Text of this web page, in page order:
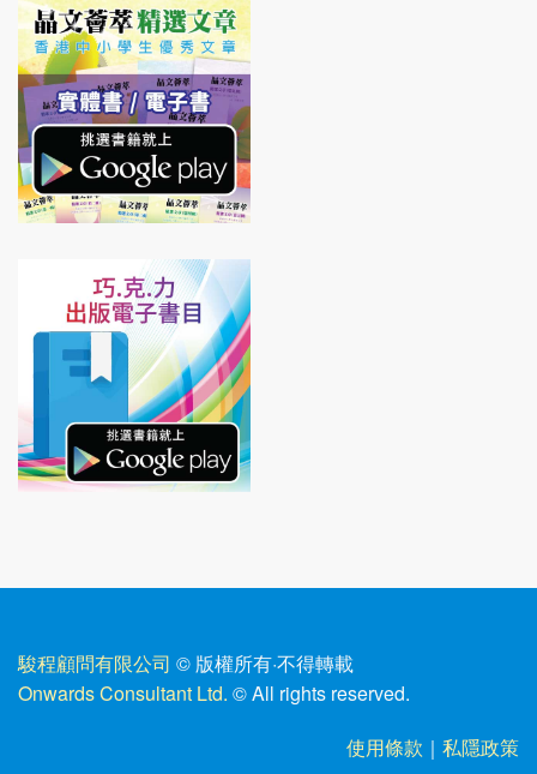
駿程顧問有限公司 © 版權所有·不得轉載
Onwards Consultant Ltd. © All rights reserved.
使用條款 ｜ 私隱政策